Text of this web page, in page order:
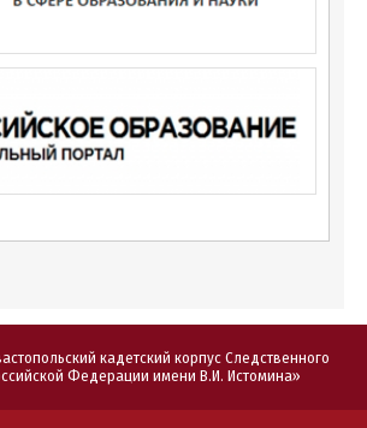
кадетский корпус Следственного
Федерации имени В.И. Истомина»